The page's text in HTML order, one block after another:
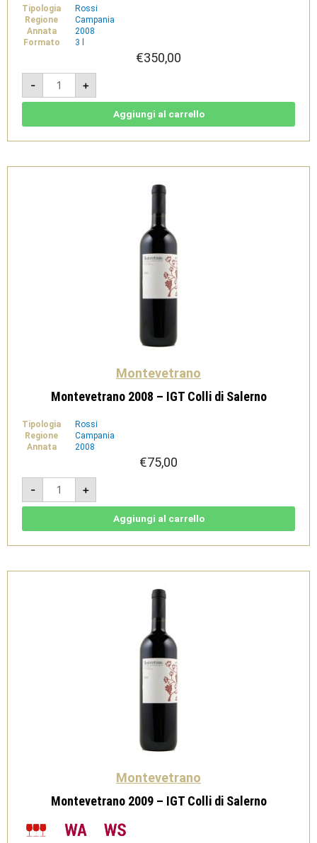
Tipologia
Rossi
Regione
Campania
Annata
2008
Formato
3 l
€350,00
-
Montevetrano
2008
-
Colli
3L
+
Aggiungi al carrello
Montevetrano
Montevetrano 2008 – IGT Colli di Salerno
Tipologia
Rossi
Regione
Campania
Annata
2008
€75,00
-
Montevetrano
2008
-
IGT
quantità
+
Aggiungi al carrello
Montevetrano
Montevetrano 2009 – IGT Colli di Salerno